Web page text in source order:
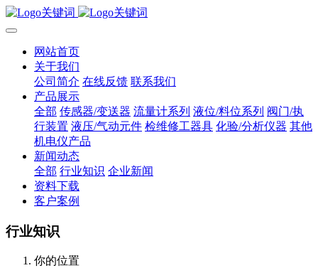
网站首页
关于我们
公司简介 在线反馈 联系我们
产品展示
全部 传感器/变送器 流量计系列 液位/料位系列 阀门/执
行装置 液压/气动元件 检维修工器具 化验/分析仪器 其他
机电仪产品
新闻动态
全部 行业知识 企业新闻
资料下载
客户案例
行业知识
你的位置